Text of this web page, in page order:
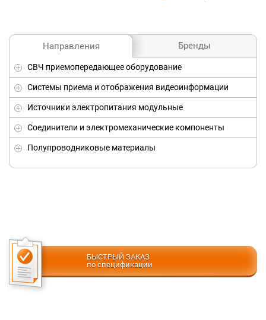
Направления Бренды
СВЧ приемопередающее оборудование
Системы приема и отображения видеоинформации
Источники электропитания модульные
Соединители и электромеханические компоненты
Полупроводниковые материалы
БЫСТРЫЙ ЗАКАЗ
по спецификации